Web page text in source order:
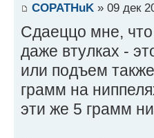
COPATHuK » 09 дек
Сдаеццо мне, что
даже втулках -
или подъем
грамм на
эти же 5 грамм